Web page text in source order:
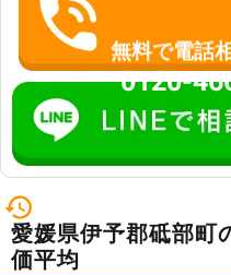
無料で電話
0120-
愛媛県伊予郡砥部町
価平均